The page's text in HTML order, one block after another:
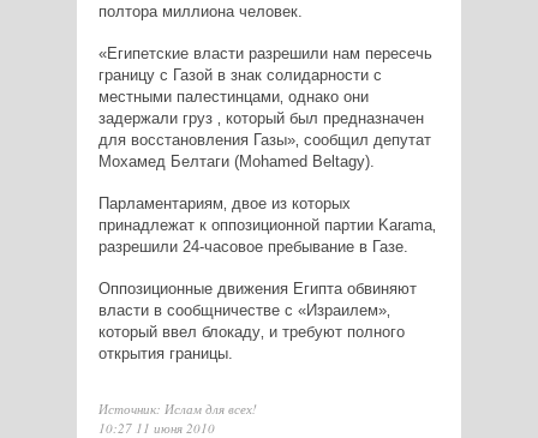
полтора миллиона человек.
«Египетские власти разрешили нам пересечь
границу с Газой в знак солидарности с
местными палестинцами‚ однако они
задержали груз ‚ который был предназначен
для восстановления Газы»‚ сообщил депутат
Мохамед Белтаги (Mohamed Beltagy).
Парламентариям‚ двое из которых
принадлежат к оппозиционной партии Karama‚
разрешили 24-часовое пребывание в Газе.
Оппозиционные движения Египта обвиняют
власти в сообщничестве с «Израилем»‚
который ввел блокаду‚ и требуют полного
открытия границы.
Источник: Ислам для всех!
10:27 11 июня 2010